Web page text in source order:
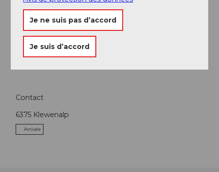
Contact
6375 Klewenalp
Arrivée
Je ne suis pas d’accord
Je suis d’accord